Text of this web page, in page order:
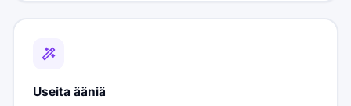
Useita ääniä